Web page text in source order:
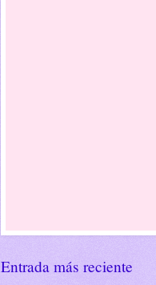
Entrada más reciente